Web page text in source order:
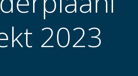
2023